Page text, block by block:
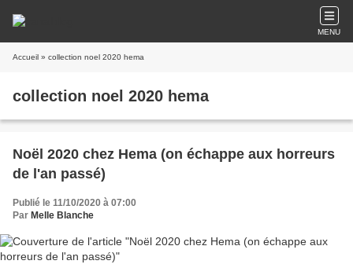
MENU
Accueil » collection noel 2020 hema
collection noel 2020 hema
Noël 2020 chez Hema (on échappe aux horreurs
de l'an passé)
Publié le 11/10/2020 à 07:00
Par Melle Blanche